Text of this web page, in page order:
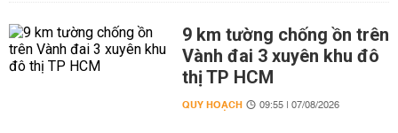
9 km tường chống ồn trên
Vành đai 3 xuyên khu đô
thị TP HCM
QUY HOẠCH 09:55 | 07/08/2026